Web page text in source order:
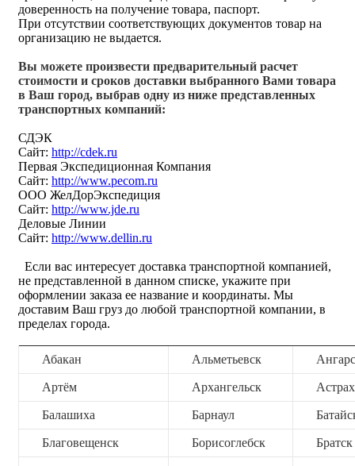
доверенность на получение товара, паспорт.
При отсутствии соответствующих документов товар на
организацию не выдается.
Вы можете произвести предварительный расчет
стоимости и сроков доставки выбранного Вами товара
в Ваш город, выбрав одну из ниже представленных
транспортных компаний:
СДЭК
Сайт: http://cdek.ru
Первая Экспедиционная Компания
Сайт: http://www.pecom.ru
ООО ЖелДорЭкспедиция
Сайт: http://www.jde.ru
Деловые Линии
Сайт: http://www.dellin.ru
Если вас интересует доставка транспортной компанией,
не представленной в данном списке, укажите при
оформлении заказа ее название и координаты. Мы
доставим Ваш груз до любой транспортной компании, в
пределах города.
Абакан Альметьевск
Артём Архангельск
Балашиха Барнаул
Благовещенск Борисоглебск Братск